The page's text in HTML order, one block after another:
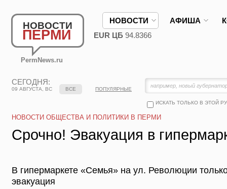
НОВОСТИ
ПЕРМИ
PermNews.ru
НОВОСТИ АФИША
EUR ЦБ 94.8366
СЕГОДНЯ:
09 АВГУСТА, ВС
ИСКАТЬ ТОЛЬКО В ЭТОЙ
ВСЕ ПОПУЛЯРНЫЕ
НОВОСТИ ОБЩЕСТВА И ПОЛИТИКИ В ПЕРМИ
Срочно! Эвакуация в
В гипермаркете «Семья» на ул. Революции
эвакуация